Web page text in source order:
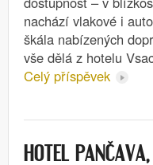
nachází vlakové i
škála nabízených
vše dělá z hotelu
Celý příspěvek
HOTEL